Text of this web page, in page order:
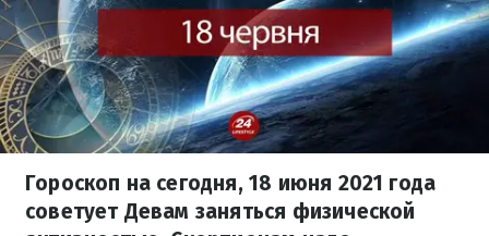
Гороскоп на сегодня, 18 июня 2021 года
советует Девам заняться физической